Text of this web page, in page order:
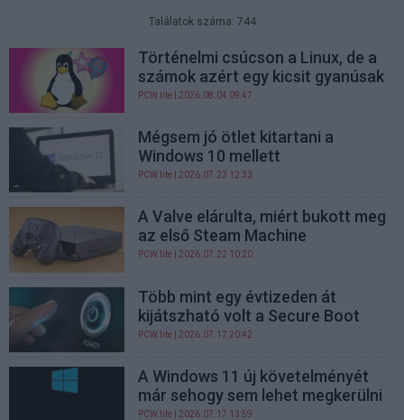
Találatok száma: 744
Történelmi csúcson a Linux, de a
számok azért egy kicsit gyanúsak
PCW.lite | 2026.08.04 09:47
Mégsem jó ötlet kitartani a
Windows 10 mellett
PCW.lite | 2026.07.23 12:33
A Valve elárulta, miért bukott meg
az első Steam Machine
PCW.lite | 2026.07.22 10:20
Több mint egy évtizeden át
kijátszható volt a Secure Boot
PCW.lite | 2026.07.17 20:42
A Windows 11 új követelményét
már sehogy sem lehet megkerülni
PCW.lite | 2026.07.17 13:59